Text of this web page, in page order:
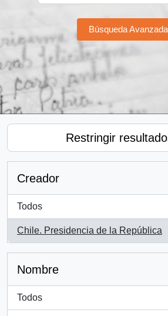
Búsqueda
Restringir
Creador
Todos
Chile. Presidencia de la República
, 1 resultados
Nombre
Todos